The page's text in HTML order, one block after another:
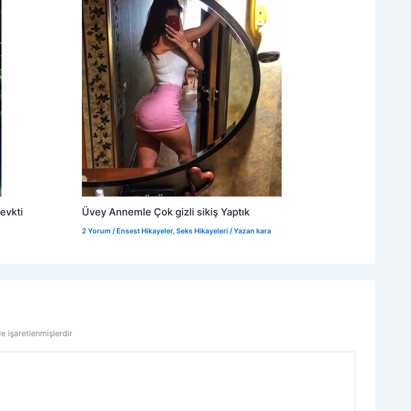
Üvey Annemle Çok gizli sikiş Yaptık
2 Yorum / Ensest Hikayeler, Seks Hikayeleri / Yazan kara
işaretlenmişlerdir